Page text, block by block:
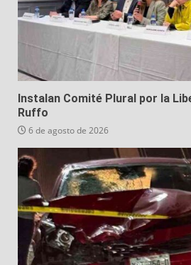
Instalan Comité Plural por la
Ruffo
6 de agosto de 2026